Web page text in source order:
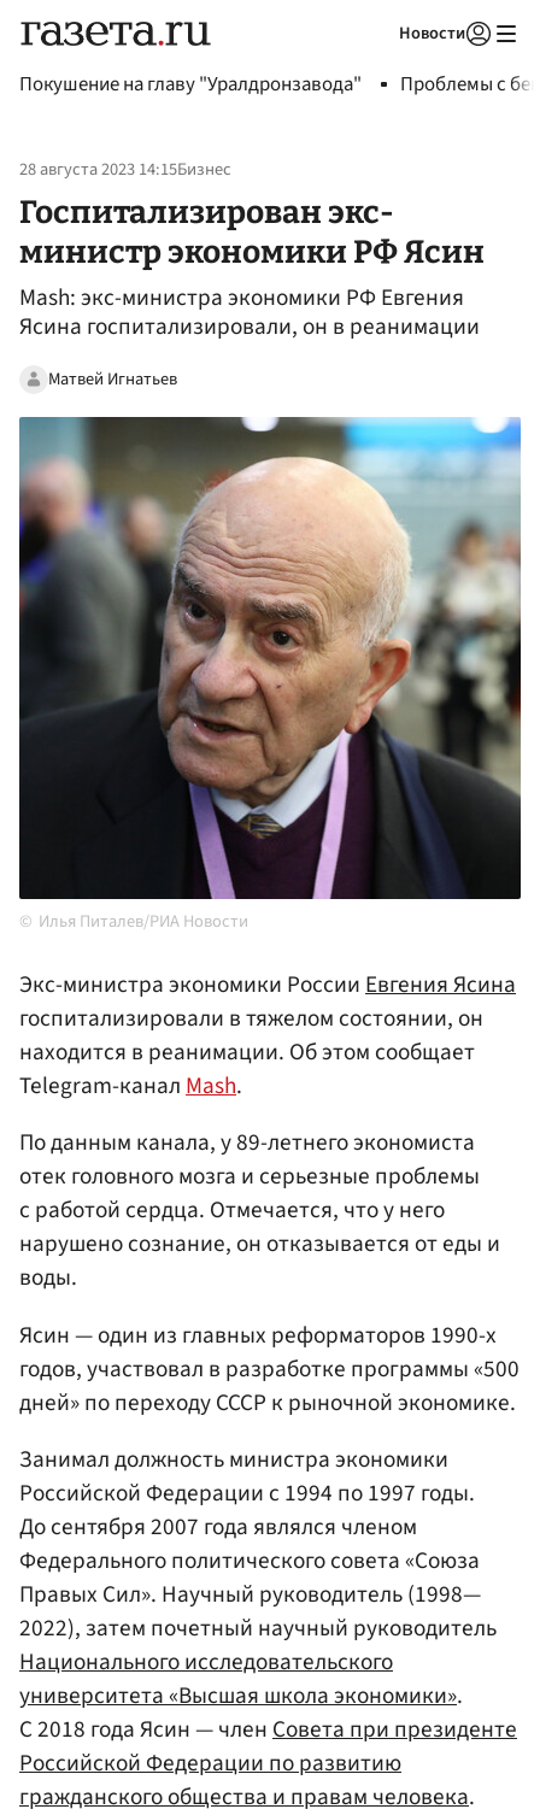
Новости
Покушение на главу "Уралдронзавода" Проблемы с
28 августа 2023 14:15Бизнес
Госпитализирован экс-
министр экономики РФ Ясин
Mash: экс-министра экономики РФ Евгения
Ясина госпитализировали, он в реанимации
Матвей Игнатьев
Илья Питалев/РИА Новости
Экс-министра экономики РосcииЕвгения Ясина
госпитализировали в тяжелом состоянии, он
находится в реанимации. Об этом сообщает
Telegram-каналMash.
По данным канала, у 89-летнего экономиста
отек головного мозга и серьезные проблемы
с работой сердца. Отмечается, что у него
нарушено сознание, он отказывается от еды и
воды.
Ясин — один из главных реформаторов 1990-х
годов, участвовал в разработке программы «500
дней» по переходу СССР к рыночной экономике.
Занимал должность министра экономики
Российской Федерации с 1994 по 1997 годы.
До сентября 2007 года являлся членом
Федерального политического совета «Союза
Правых Сил». Научный руководитель (1998—
2022), затем почетный научный руководитель
Национального исследовательского
университета «Высшая школа экономики».
С 2018 года Ясин — членСовета при президенте
Российской Федерации по развитию
гражданского общества и правам человека.